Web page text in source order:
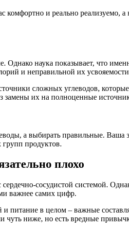
и реально реализуемо,
наука показывает, что
и неправильной их
сложных углеводов,
замены их на полноценные
а выбирать правильные.
групп продуктов.
плохо
сосудистой системой.
важнее самих цифр.
и питание в целом – важные
чуть ниже, но есть вредные